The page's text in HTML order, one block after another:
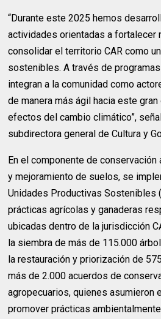
“Durante este 2025 hemos
actividades orientadas a fortalecer
consolidar el territorio CAR como
sostenibles. A través de
integran a la comunidad como
de manera más ágil hacia este
efectos del cambio climático”,
subdirectora general de Cultura y
En el componente de
y mejoramiento de suelos, se
Unidades Productivas Sostenibles
prácticas agrícolas y ganaderas
ubicadas dentro de la jurisdicción
la siembra de más de 115.000
la restauración y priorización de
más de 2.000 acuerdos de
agropecuarios, quienes asumieron
promover prácticas